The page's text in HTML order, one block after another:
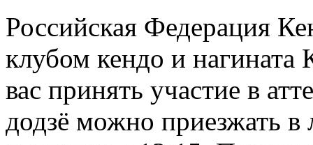
Российская Федерация
клубом кендо и
вас принять участие в
додзё можно приезжать в